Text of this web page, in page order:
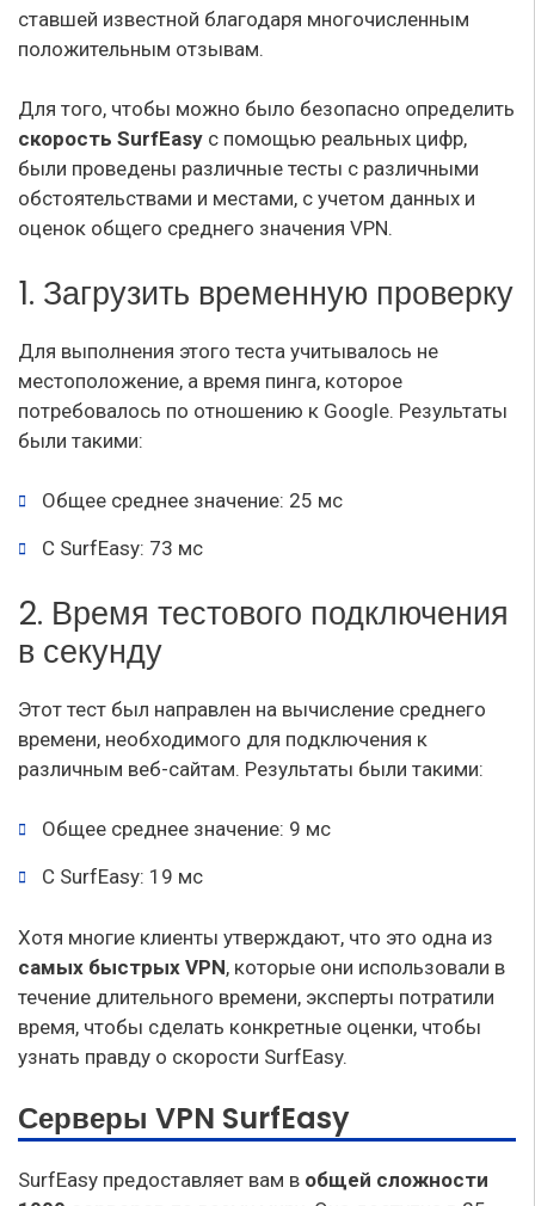
ставшей известной благодаря многочисленным
положительным отзывам.
Для того, чтобы можно было безопасно определить
скорость SurfEasy с помощью реальных цифр,
были проведены различные тесты с различными
обстоятельствами и местами, с учетом данных и
оценок общего среднего значения VPN.
1. Загрузить временную проверку
Для выполнения этого теста учитывалось не
местоположение, а время пинга, которое
потребовалось по отношению к Google. Результаты
были такими:
Общее среднее значение: 25 мс
С SurfEasy: 73 мс
2. Время тестового подключения
в секунду
Этот тест был направлен на вычисление среднего
времени, необходимого для подключения к
различным веб-сайтам. Результаты были такими:
Общее среднее значение: 9 мс
С SurfEasy: 19 мс
Хотя многие клиенты утверждают, что это одна из
самых быстрых VPN, которые они использовали в
течение длительного времени, эксперты потратили
время, чтобы сделать конкретные оценки, чтобы
узнать правду о скорости SurfEasy.
Серверы VPN SurfEasy
SurfEasy предоставляет вам в общей сложности